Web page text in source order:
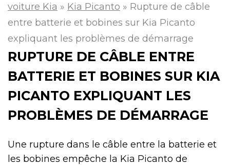
voiture Kia » Kia Picanto » Rupture de câble
entre batterie et bobines sur Kia Picanto
expliquant les problèmes de démarrage
RUPTURE DE CÂBLE ENTRE
BATTERIE ET BOBINES SUR KIA
PICANTO EXPLIQUANT LES
PROBLÈMES DE DÉMARRAGE
Une rupture dans le câble entre la batterie et
les bobines empêche la Kia Picanto de